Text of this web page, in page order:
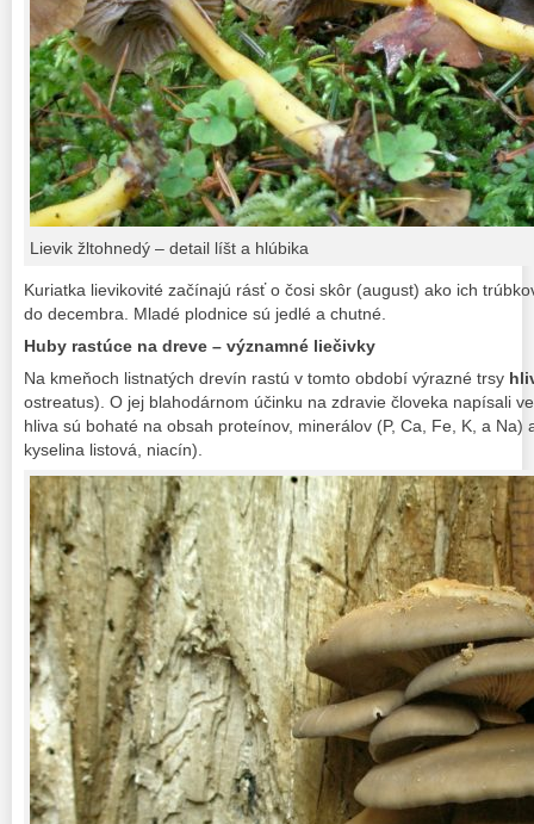
Lievik žltohnedý – detail líšt a hlúbika
Kuriatka lievikovité začínajú rásť o čosi skôr (august) ako ich
do decembra. Mladé plodnice sú jedlé a chutné.
Huby rastúce na dreve – významné liečivky
Na kmeňoch listnatých drevín rastú v tomto období výrazné trsy
ostreatus). O jej blahodárnom účinku na zdravie človeka napísali
hliva sú bohaté na obsah proteínov, minerálov (P, Ca, Fe, K, a
kyselina listová, niacín).